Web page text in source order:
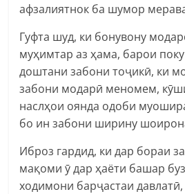
афзалиятнок ба шумор
Гуфта шуд, ки бонувону
муҳимтар аз ҳама, барои
доштани забони тоҷикӣ, ки
забони модарӣ меномем,
наслҳои оянда одоби
бо ин забони ширину
Иброз гардид, ки дар бораи
мақоми ӯ дар ҳаёти башар
ходимони барҷастаи